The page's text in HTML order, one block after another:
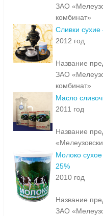
ЗАО
комбинат»
Сливки
2012 год
Название
ЗАО
комбинат»
Масло
2011 год
Название
Молоко
25%
2010 год
Название
ЗАО